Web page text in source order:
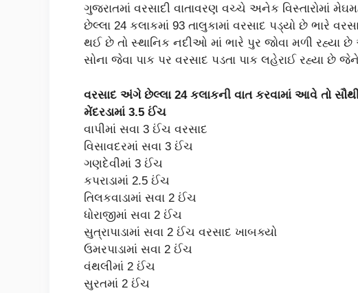
ગુજરાતમાં વરસાદી વાતાવરણ વચ્ચે અનેક વિસ્તારોમાં
છેલ્લા 24 કલાકમાં 93 તાલુકામાં વરસાદ પડ્યો છે ભારે
થઈ છે તો સ્થાનિક નદીઓ માં ભારે પુર જોવા મળી રહ્યા છે
સોના જેવા પાક પર વરસાદ પડતા પાક લહેરાઈ રહ્યા છે
વરસાદ અંગે છેલ્લા 24 કલાકની વાત કરવામાં આવે તો
મેંદરડામાં 3.5 ઈંચ
વાપીમાં સવા 3 ઈંચ વરસાદ
વિસાવદરમાં સવા 3 ઈંચ
ગણદેવીમાં 3 ઈંચ
કપરાડામાં 2.5 ઈંચ
તિલકવાડામાં સવા 2 ઈંચ
ધોરાજીમાં સવા 2 ઈંચ
સુત્રાપાડામાં સવા 2 ઈંચ વરસાદ ખાબક્યો
ઉમરપાડામાં સવા 2 ઈંચ
વંથલીમાં 2 ઈંચ
સુરતમાં 2 ઈંચ